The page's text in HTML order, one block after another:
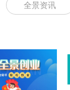
全景资讯